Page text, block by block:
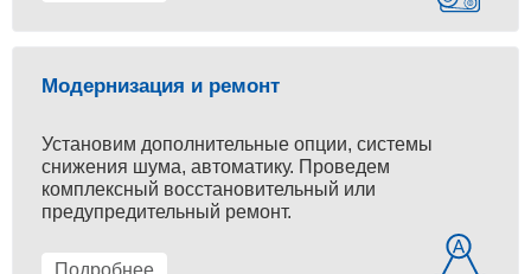
Модернизация и ремонт
Установим дополнительные опции, системы
снижения шума, автоматику. Проведем
комплексный восстановительный или
предупредительный ремонт.